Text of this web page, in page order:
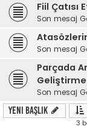
Fiil Çatısı
Son mesaj
Son mesaj
Parçada
Son mesaj
Yeni Başlık
3